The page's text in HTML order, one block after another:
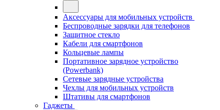
Аксессуары для мобильных устройств
Беспроводные зарядки для телефонов
Защитное стекло
Кабели для смартфонов
Кольцевые лампы
Портативное зарядное устройство
(Powerbank)
Сетевые зарядные устройства
Чехлы для мобильных устройств
Штативы для смартфонов
Гаджеты